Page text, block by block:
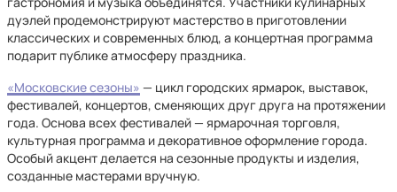
дуэлей продемонстрируют мастерство в приготовлении
классических и современных блюд, а концертная программа
подарит публике атмосферу праздника.
«Московские сезоны» — цикл городских ярмарок, выставок,
фестивалей, концертов, сменяющих друг друга на протяжении
года. Основа всех фестивалей — ярмарочная торговля,
культурная программа и декоративное оформление города.
Особый акцент делается на сезонные продукты и изделия,
созданные мастерами вручную.